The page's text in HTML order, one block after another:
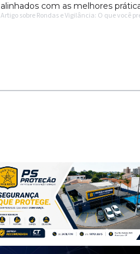
alinhados com as melhores
Artigo sobre Rondas e Vigilância: O que você